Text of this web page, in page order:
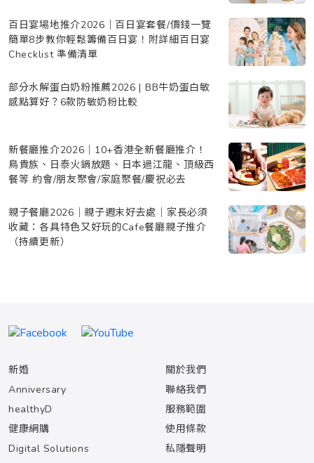
百日宴場地推介2026｜百日宴套餐/價錢一覽
簡單8步教你輕鬆籌備百日宴！附詳細百日宴
Checklist 準備清單
部分水解蛋白奶粉推薦2026 | BB牛奶蛋白敏
感點算好？6款防敏奶粉比較
新餐廳推介2026｜10+香港全新餐廳推介！
鳥貴族、日泰火鍋放題、日本過江龍、頂級西
餐等 約會/朋友聚會/家庭聚餐/慶祝必去
親子餐廳2026｜親子週末好去處｜家長必須
收藏：各具特色又好玩的Cafe餐廳親子推介
（持續更新）
新婚
Anniversary
healthyD
健康網購
Digital Solutions
關於我們
聯絡我們
服務範圍
使用條款
私隱聲明